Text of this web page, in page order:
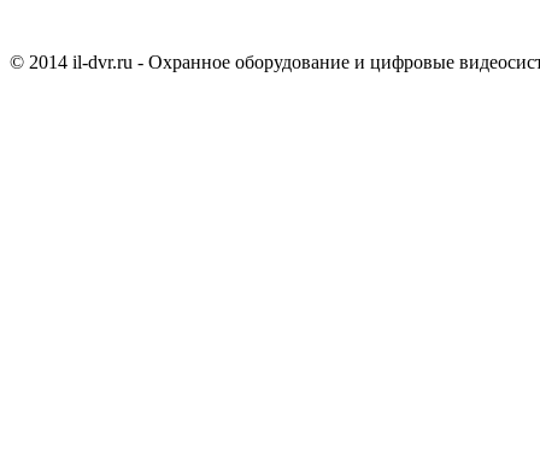
© 2014 il-dvr.ru - Охранное оборудование и цифровые